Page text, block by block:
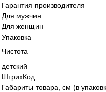
Гарантия производителя
Для мужчин
Для женщин
Упаковка
Чистота
детский
ШтрихКод
Габариты товара, см (в